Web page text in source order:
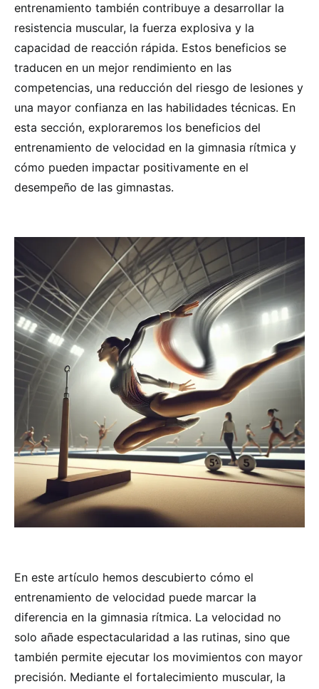
entrenamiento también contribuye a desarrollar la
resistencia muscular, la fuerza explosiva y la
capacidad de reacción rápida. Estos beneficios se
traducen en un mejor rendimiento en las
competencias, una reducción del riesgo de lesiones y
una mayor confianza en las habilidades técnicas. En
esta sección, exploraremos los beneficios del
entrenamiento de velocidad en la gimnasia rítmica y
cómo pueden impactar positivamente en el
desempeño de las gimnastas.
En este artículo hemos descubierto cómo el
entrenamiento de velocidad puede marcar la
diferencia en la gimnasia rítmica. La velocidad no
solo añade espectacularidad a las rutinas, sino que
también permite ejecutar los movimientos con mayor
precisión. Mediante el fortalecimiento muscular, la